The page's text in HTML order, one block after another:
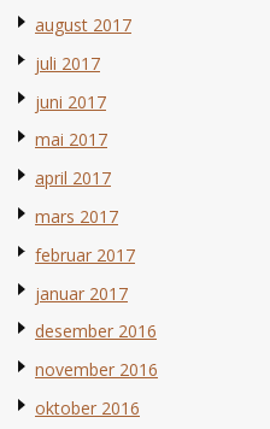
august 2017
juli 2017
juni 2017
mai 2017
april 2017
mars 2017
februar 2017
januar 2017
desember 2016
november 2016
oktober 2016